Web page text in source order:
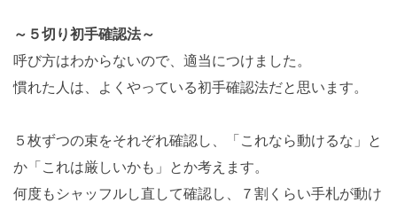
～５切り初手確認法～
呼び方はわからないので、適当につけました。
慣れた人は、よくやっている初手確認法だと思います。
５枚ずつの束をそれぞれ確認し、「これなら動けるな」と
か「これは厳しいかも」とか考えます。
何度もシャッフルし直して確認し、７割くらい手札が動け